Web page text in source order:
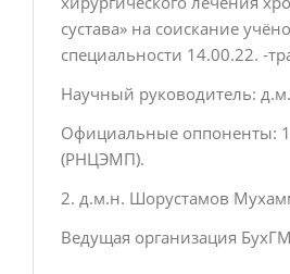
сустава» на соискание
специальности 14.00.22. -
Научный руководитель:
Официальные оппоненты:
(РНЦЭМП).
2. д.м.н. Шорустамов
Ведущая организация